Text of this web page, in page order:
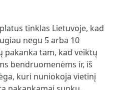
tinklas Lietuvoje, kad
negu 5 arba 10
pakanka tam, kad veiktų
bendruomenėms ir, iš
kuri nuniokoja vietinį